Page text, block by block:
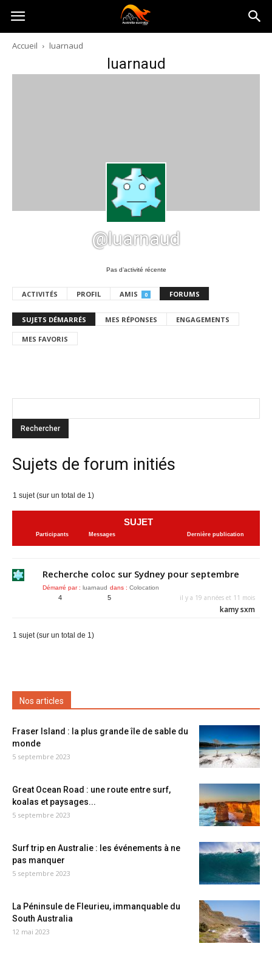
Australia-
australie.com
Accueil luarnaud
luarnaud
@luarnaud
Pas d’activité récente
ACTIVITÉS PROFIL AMIS 0 FORUMS
SUJETS DÉMARRÉS MES RÉPONSES ENGAGEMENTS
MES FAVORIS
Sujets de forum initiés
1 sujet (sur un total de 1)
SUJET
Participants Messages Dernière publication
Recherche coloc sur Sydney pour septembre
Démarré par : luarnaud dans : Colocation
4 5 il y a 19 années et 11 mois
kamy sxm
1 sujet (sur un total de 1)
Nos articles
Fraser Island : la plus grande île de sable du
monde
5 septembre 2023
Great Ocean Road : une route entre surf,
koalas et paysages...
5 septembre 2023
Surf trip en Australie : les événements à ne
pas manquer
5 septembre 2023
La Péninsule de Fleurieu, immanquable du
South Australia
12 mai 2023